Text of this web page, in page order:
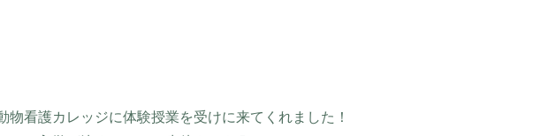
看護カレッジに体験授業を受けに来てくれました！